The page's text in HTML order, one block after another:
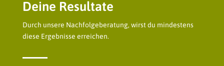
Deine Resultate
Durch unsere Nachfolgeberatung, wirst du mindestens
diese Ergebnisse erreichen.